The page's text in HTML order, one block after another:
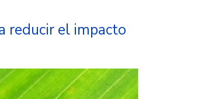
reducir el impacto